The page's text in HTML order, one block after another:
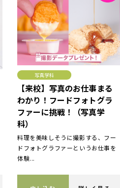
写真学科
【来校】写真のお仕事まる
わかり！フードフォトグラ
ファーに挑戦！（写真学
科）
料理を美味しそうに撮影する、フー
ドフォトグラファーというお仕事を
体験...